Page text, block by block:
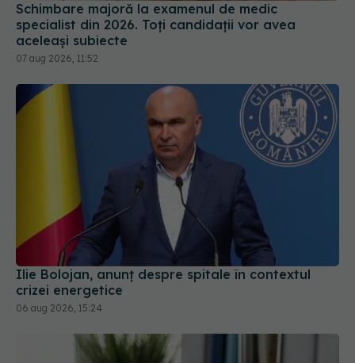
Schimbare majoră la examenul de medic
specialist din 2026. Toți candidații vor avea
aceleași subiecte
07 aug 2026, 11:52
Ilie Bolojan, anunț despre spitale în contextul
crizei energetice
06 aug 2026, 15:24